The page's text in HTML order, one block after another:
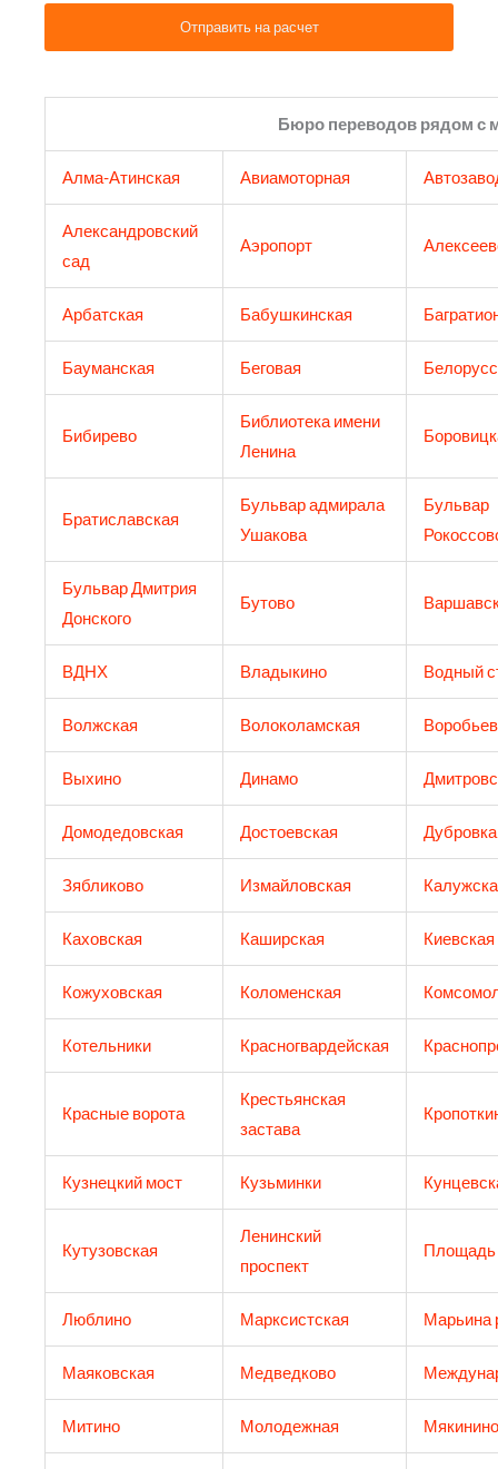
Бюро переводов рядом с
Алма-Атинская Авиамоторная
Александровский
сад
Аэропорт
Арбатская Бабушкинская
Бауманская Беговая
Бибирево
Библиотека имени
Ленина
Братиславская
Бульвар адмирала
Ушакова
Бульвар
Бульвар Дмитрия
Донского
Бутово
ВДНХ Владыкино Водный
Волжская Волоколамская
Выхино Динамо
Домодедовская Достоевская Дубровка
Зябликово Измайловская
Каховская Каширская Киевская
Кожуховская Коломенская
Котельники Красногвардейская
Красные ворота
Крестьянская
застава
Кузнецкий мост Кузьминки
Кутузовская
Ленинский
проспект
Площадь
Люблино Марксистская Марьина
Маяковская Медведково
Митино Молодежная Мякинино